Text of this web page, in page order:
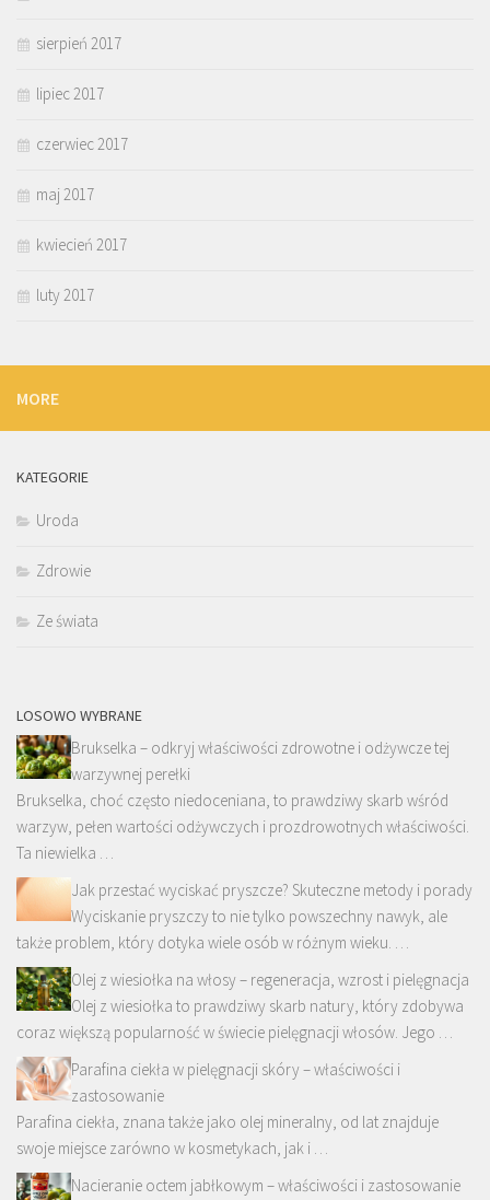
sierpień 2017
lipiec 2017
czerwiec 2017
maj 2017
kwiecień 2017
luty 2017
MORE
KATEGORIE
Uroda
Zdrowie
Ze świata
LOSOWO WYBRANE
Brukselka – odkryj właściwości zdrowotne i odżywcze tej
warzywnej perełki
Brukselka, choć często niedoceniana, to prawdziwy skarb wśród
warzyw, pełen wartości odżywczych i prozdrowotnych właściwości.
Ta niewielka …
Jak przestać wyciskać pryszcze? Skuteczne metody i porady
Wyciskanie pryszczy to nie tylko powszechny nawyk, ale
także problem, który dotyka wiele osób w różnym wieku. …
Olej z wiesiołka na włosy – regeneracja, wzrost i pielęgnacja
Olej z wiesiołka to prawdziwy skarb natury, który zdobywa
coraz większą popularność w świecie pielęgnacji włosów. Jego …
Parafina ciekła w pielęgnacji skóry – właściwości i
zastosowanie
Parafina ciekła, znana także jako olej mineralny, od lat znajduje
swoje miejsce zarówno w kosmetykach, jak i …
Nacieranie octem jabłkowym – właściwości i zastosowanie